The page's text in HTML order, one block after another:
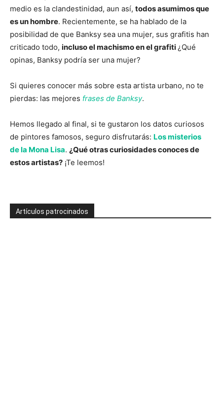
medio es la clandestinidad, aun así, todos asumimos que
es un hombre. Recientemente, se ha hablado de la
posibilidad de que Banksy sea una mujer, sus grafitis han
criticado todo, incluso el machismo en el grafiti ¿Qué
opinas, Banksy podría ser una mujer?
Si quieres conocer más sobre esta artista urbano, no te
pierdas: las mejores frases de Banksy.
Hemos llegado al final, si te gustaron los datos curiosos
de pintores famosos, seguro disfrutarás: Los misterios
de la Mona Lisa. ¿Qué otras curiosidades conoces de
estos artistas? ¡Te leemos!
Artículos patrocinados